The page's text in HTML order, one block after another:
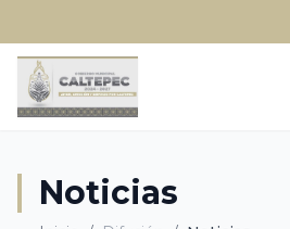
Noticias